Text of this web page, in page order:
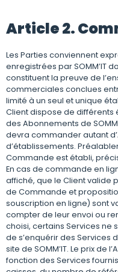
Article 2.
Les Parties conviennent
enregistrées par SOMM’IT
constituent la preuve de
commerciales conclues
limité à un seul et unique
Client dispose de
des Abonnements de
devra commander autant
d’établissements.
Commande est établi,
En cas de commande en
affiché, que le Client valide
de Commande et
souscription en ligne) sont
compter de leur envoi ou
choisi, certains Services ne
de s’enquérir des Services
site de SOMM’IT. Le prix de
fonction des Services